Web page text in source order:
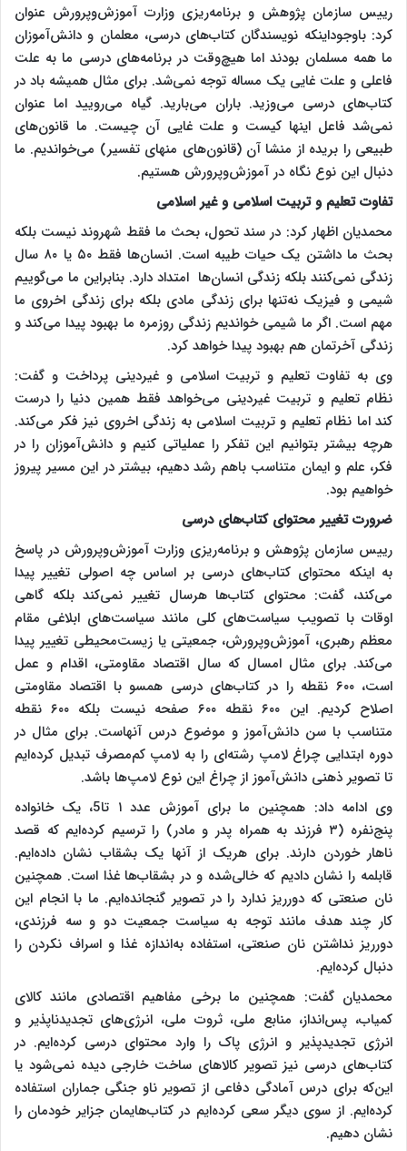
رییس سازمان پژوهش و برنامه‌ریزی وزارت آموزش‌وپرورش عنوان
کرد: باوجوداینکه نویسندگان کتاب‌های درسی، معلمان و دانش‌آموزان
ما همه مسلمان بودند اما هیچ‌وقت در برنامه‌های درسی ما به علت
فاعلی و علت غایی یک مساله توجه نمی‌شد. برای مثال همیشه باد در
کتاب‌های درسی می‌وزید. باران می‌بارید. گیاه می‌رویید اما عنوان
نمی‌شد فاعل اینها کیست و علت غایی آن چیست. ما قانون‌های
طبیعی را بریده از منشا آن (قانون‌های منهای تفسیر) می‌خواندیم. ما
دنبال این نوع نگاه در آموزش‌وپرورش هستیم.
تفاوت تعلیم و تربیت اسلامی و غیر اسلامی
محمدیان اظهار کرد: در سند تحول، بحث ما فقط شهروند نیست بلکه
بحث ما داشتن یک حیات طیبه است. انسان‌ها فقط ۵۰ یا ۸۰ سال
زندگی نمی‌کنند بلکه زندگی انسان‌ها امتداد دارد. بنابراین ما می‌گوییم
شیمی و فیزیک نه‌تنها برای زندگی مادی بلکه برای زندگی اخروی ما
مهم است. اگر ما شیمی خواندیم زندگی روزمره ‌ما بهبود پیدا می‌کند و
زندگی آخرتمان هم بهبود پیدا خواهد کرد.
وی به تفاوت تعلیم و تربیت اسلامی و غیردینی پرداخت و گفت:
نظام تعلیم و تربیت غیردینی می‌خواهد فقط همین دنیا را درست
کند اما نظام تعلیم و تربیت اسلامی به زندگی اخروی نیز فکر می‌کند.
هرچه بیشتر بتوانیم این تفکر را عملیاتی کنیم و دانش‌آموزان‌ را در
فکر، علم و ایمان متناسب باهم رشد دهیم، بیشتر در این مسیر پیروز
خواهیم بود.
ضرورت تغییر محتوای کتاب‌های درسی
رییس سازمان پژوهش و برنامه‌ریزی وزارت آموزش‌وپرورش در پاسخ
به اینکه محتوای کتاب‌های درسی بر اساس چه اصولی تغییر پیدا
می‌کند، گفت: محتوای کتاب‌ها هرسال تغییر نمی‌کند بلکه گاهی
اوقات با تصویب سیاست‌های کلی مانند سیاست‌های ابلاغی مقام
معظم رهبری، آموزش‌وپرورش، جمعیتی یا زیست‌محیطی تغییر پیدا
می‌کند. برای مثال امسال که سال اقتصاد مقاومتی، اقدام و عمل
است، ۶۰۰ نقطه را در کتاب‌های درسی همسو با اقتصاد مقاومتی
اصلاح کردیم. این ۶۰۰ نقطه ۶۰۰ صفحه نیست بلکه ۶۰۰ نقطه
متناسب با سن دانش‌آموز و موضوع درس آنهاست. برای مثال در
دوره ابتدایی چراغ لامپ رشته‌ای را به لامپ کم‌مصرف تبدیل کرده‌ایم
تا تصویر ذهنی دانش‌آموز از چراغ این نوع لامپ‌ها باشد.
وی ادامه داد: همچنین ما برای آموزش عدد ۱ تا5، یک خانواده
پنج‌نفره (۳ فرزند به همراه پدر و مادر) را ترسیم کرده‌ایم که قصد
ناهار خوردن دارند. برای هریک از آنها یک بشقاب نشان داده‌ایم.
قابلمه را نشان دادیم که خالی‌شده و در بشقاب‌ها غذا است. همچنین
نان صنعتی که دورریز ندارد را در تصویر گنجانده‌ایم. ما با انجام این
کار چند هدف مانند توجه به سیاست جمعیت دو و سه فرزندی،
دورریز نداشتن نان صنعتی، استفاده به‌اندازه غذا و اسراف نکردن را
دنبال کرده‌ایم.
محمدیان گفت: همچنین ما برخی مفاهیم اقتصادی مانند کالای
کمیاب، پس‌انداز، منابع ملی، ثروت ملی، انرژی‌های تجدیدناپذیر و
انرژی تجدیدپذیر و انرژی پاک را وارد محتوای درسی کرده‌ایم. در
کتاب‌های درسی نیز تصویر کالاهای ساخت خارجی دیده نمی‌شود یا
این‌که برای درس آمادگی دفاعی از تصویر ناو جنگی جماران استفاده
کرده‌ایم. از سوی دیگر سعی کرده‌ایم در کتاب‌هایمان جزایر خودمان را
نشان دهیم.